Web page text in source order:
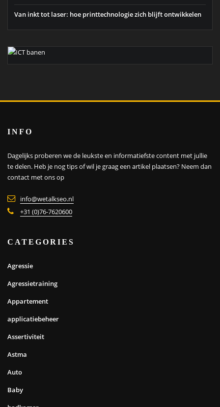
Van inkt tot laser: hoe printtechnologie zich blijft ontwikkelen
INFO
Dagelijks proberen we de leukste en informatiefste content met jullie
te delen. Heb je nog tips of wil je graag een artikel plaatsen? Neem dan
contact met ons op
info@wetalkseo.nl
+31 (0)76-7620600
CATEGORIES
Agressie
Agressietraining
Appartement
applicatiebeheer
Assertiviteit
Astma
Auto
Baby